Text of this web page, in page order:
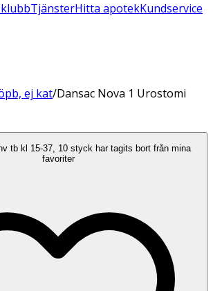
TjänsterHitta apotekKundservice
ej kat/Dansac Nova 1 Urostomi
tb kl 15-37, 10 styck har tagits bort från mina
favoriter